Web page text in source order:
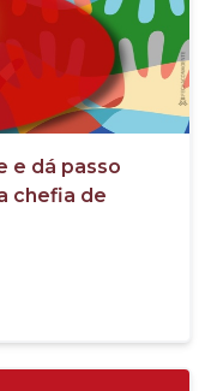
e dá passo
chefia de